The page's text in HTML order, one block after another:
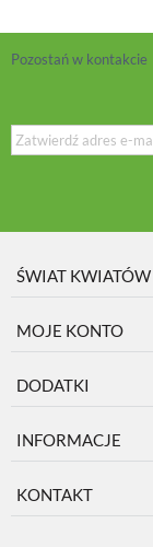
Pozostań w kontakcie
ŚWIAT KWIATÓW
MOJE KONTO
DODATKI
INFORMACJE
KONTAKT